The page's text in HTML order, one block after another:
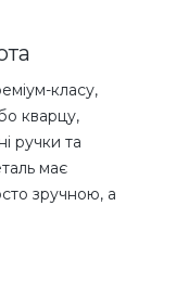
класу,
кварцу,
ручки та
має
зручною, а